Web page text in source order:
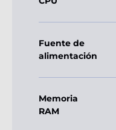
Fuente de
alimentación
Memoria
RAM